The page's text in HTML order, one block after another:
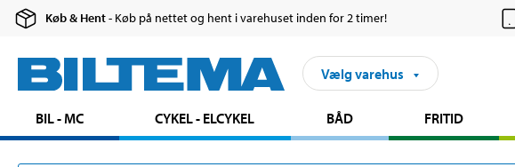
Køb & Hent- Køb på nettet og hent i varehuset inden for 2 timer!
Vælg varehus
BIL - MC CYKEL - ELCYKEL BÅD FRITID